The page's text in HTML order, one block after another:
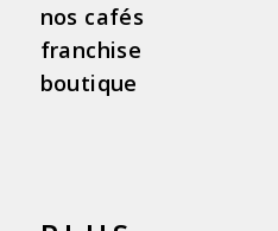
nos cafés
franchise
boutique